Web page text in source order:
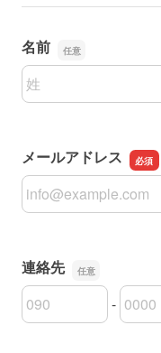
名前
名前の姓
メールアドレス
メールアドレス
連絡先
連絡先の市外局番
-
連絡先の市内局番
連絡先の加入者番号